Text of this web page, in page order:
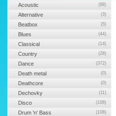
Acoustic (88)
Alternative (3)
Beatbox (5)
Blues (44)
Classical (14)
Country (28)
Dance (372)
Death metal (0)
Deathcore (0)
Dechovky (11)
Disco (108)
Drum 'n' Bass (108)